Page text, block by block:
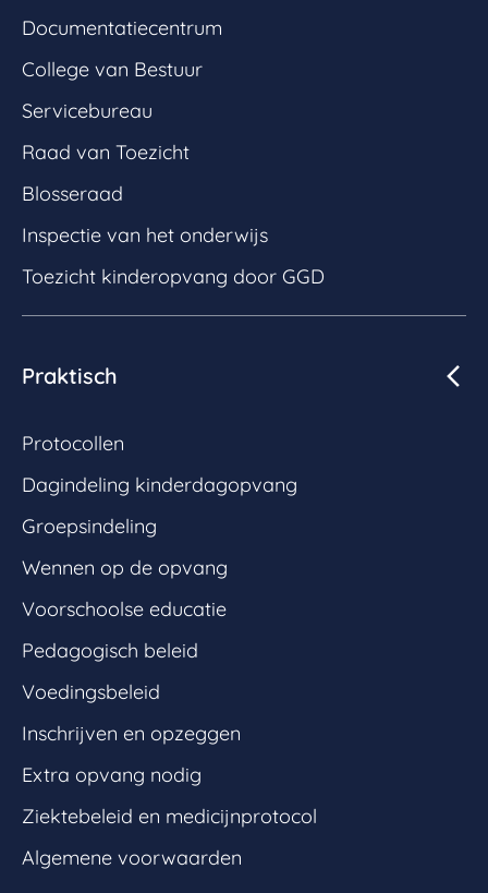
Documentatiecentrum
College van Bestuur
Servicebureau
Raad van Toezicht
Blosseraad
Inspectie van het onderwijs
Toezicht kinderopvang door GGD
Praktisch
Protocollen
Dagindeling kinderdagopvang
Groepsindeling
Wennen op de opvang
Voorschoolse educatie
Pedagogisch beleid
Voedingsbeleid
Inschrijven en opzeggen
Extra opvang nodig
Ziektebeleid en medicijnprotocol
Algemene voorwaarden